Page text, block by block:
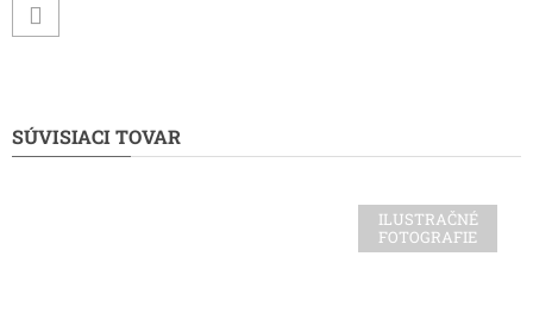
SÚVISIACI TOVAR
ILUSTRAČNÉ
FOTOGRAFIE